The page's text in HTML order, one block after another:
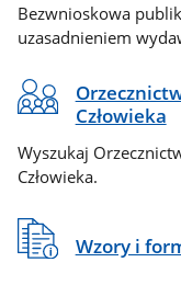
Bezwnioskowa
uzasadnieniem
Człowieka
Wyszukaj
Człowieka.
Wzory i